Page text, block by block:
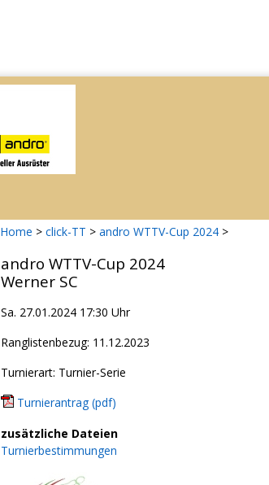
Home > click-TT > andro WTTV-Cup 2024 >
andro WTTV-Cup 2024
Werner SC
Sa. 27.01.2024 17:30 Uhr
Ranglistenbezug: 11.12.2023
Turnierart: Turnier-Serie
Turnierantrag (pdf)
zusätzliche Dateien
Turnierbestimmungen